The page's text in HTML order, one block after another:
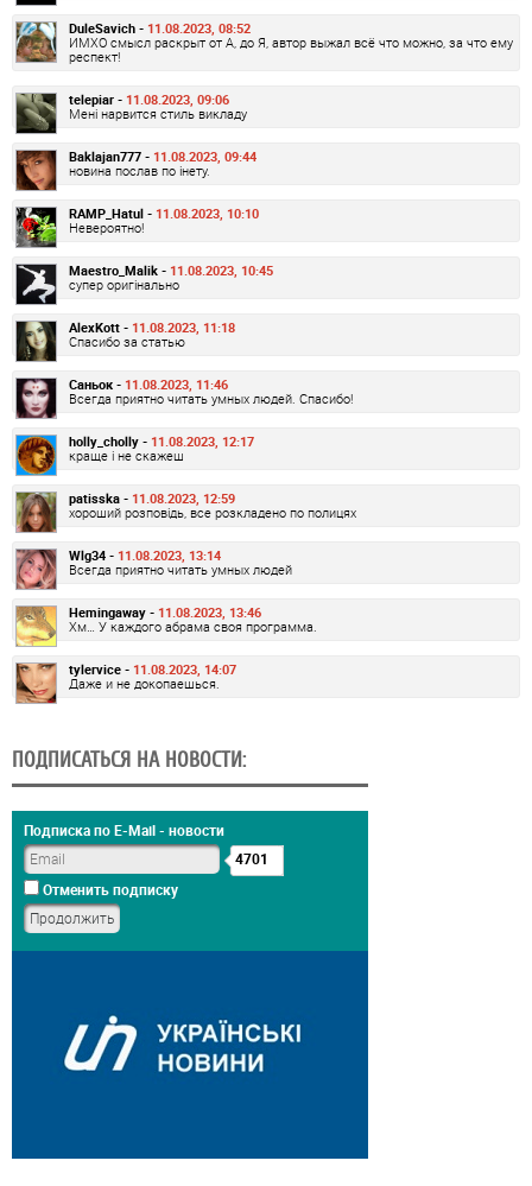
DuleSavich - 11.08.2023, 08:52
ИМХО смысл раскрыт от А, до Я, автор выжал всё что можно, за что ему
респект!
telepiar - 11.08.2023, 09:06
Мені нарвится стиль викладу
Baklajan777 - 11.08.2023, 09:44
новина послав по інету.
RAMP_Hatul - 11.08.2023, 10:10
Невероятно!
Maestro_Malik - 11.08.2023, 10:45
супер оригінально
AlexKott - 11.08.2023, 11:18
Спасибо за статью
Саньок - 11.08.2023, 11:46
Всегда приятно читать умных людей. Спасибо!
holly_cholly - 11.08.2023, 12:17
краще і не скажеш
patisska - 11.08.2023, 12:59
хороший розповідь, все розкладено по полицях
Wlg34 - 11.08.2023, 13:14
Всегда приятно читать умных людей
Hemingaway - 11.08.2023, 13:46
Хм… У каждого абрама своя программа.
tylervice - 11.08.2023, 14:07
Даже и не докопаешься.
ПОДПИСАТЬСЯ НА НОВОСТИ:
Подписка по E-Mail - новости
4701
Отменить подписку